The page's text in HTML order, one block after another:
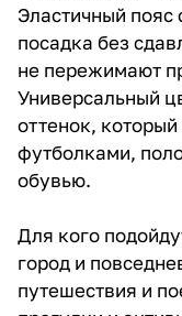
Эластичный
посадка без
не пережимают
Универсальный
оттенок, который
футболками,
обувью.
Для кого
город и
путешествия и